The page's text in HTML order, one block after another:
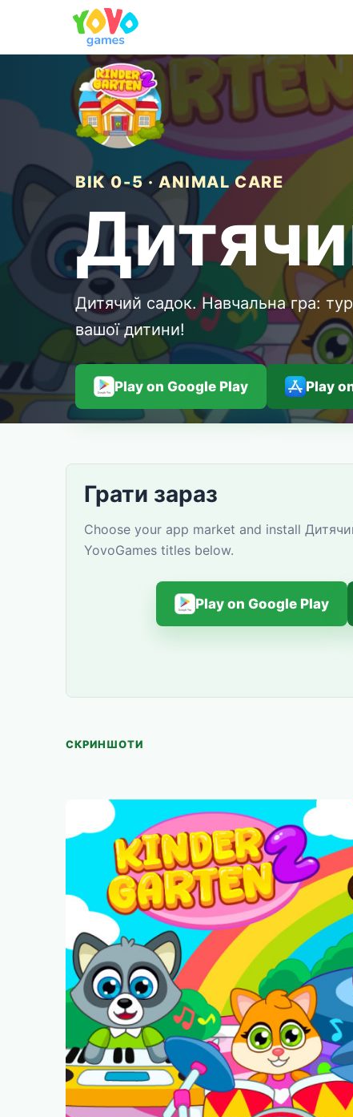
ВІК 0-5 · ANIMAL CARE
Дитячий садок. Навчальна гра:
вашої дитини!
Play on Google Play Play
Грати зараз
Choose your app market and install
YovoGames titles below.
Play on Google Play
СКРИНШОТИ